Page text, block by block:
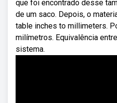
que foi encontrado desse
de um saco. Depois, o
table inches to millimeters.
milímetros. Equivalência
sistema.